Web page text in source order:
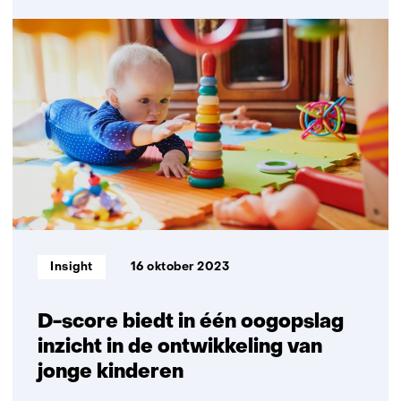
Gepersonaliseerde
preventie
D-score biedt in één oogopslag
inzicht in de ontwikkeling van
jonge kinderen
Informatietype:
Insight 16 oktober 2023